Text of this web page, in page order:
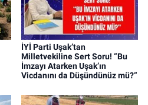
İYİ Parti Uşak’tan
Milletvekiline Sert Soru! “Bu
İmzayı Atarken Uşak’ın
Vicdanını da Düşündünüz mü?”